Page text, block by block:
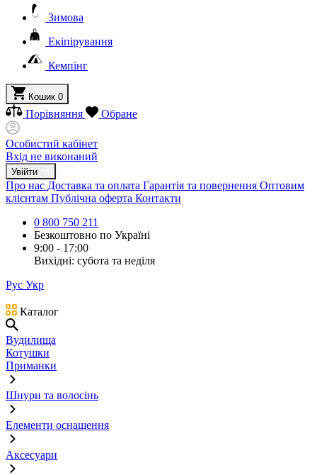
Зимова
Екіпірування
Кемпінг
Кошик 0
Порівняння Обране
Особистий кабінет
Вхід не виконаний
Увійти
Про нас Доставка та оплата Гарантія та повернення Оптовим
клієнтам Публічна оферта Контакти
0 800 750 211
Безкоштовно по Україні
9:00 - 17:00
Вихідні: субота та неділя
Рус Укр
Каталог
Вудилища
Котушки
Приманки
Шнури та волосінь
Елементи оснащення
Аксесуари